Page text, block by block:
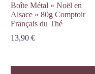
Boîte Métal « Noël en
Alsace » 80g Comptoir
Français du Thé
13,90€